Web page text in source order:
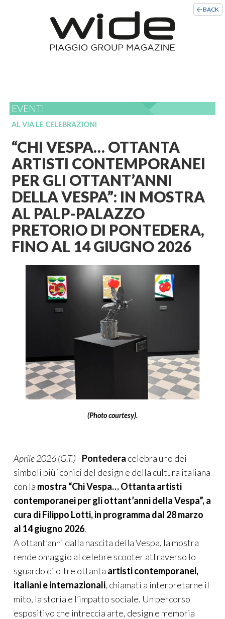
BACK
EVENTI
AL VIA LE CELEBRAZIONI
“CHI VESPA… OTTANTA
ARTISTI CONTEMPORANEI
PER GLI OTTANT’ANNI
DELLA VESPA”: IN MOSTRA
AL PALP-PALAZZO
PRETORIO DI PONTEDERA,
FINO AL 14 GIUGNO 2026
(Photo courtesy).
Aprile 2026 (G.T.) - Pontedera celebra uno dei
simboli più iconici del design e della cultura italiana
con la mostra “Chi Vespa… Ottanta artisti
contemporanei per gli ottant’anni della Vespa”, a
cura di Filippo Lotti, in programma dal 28 marzo
al 14 giugno 2026.
A ottant’anni dalla nascita della Vespa, la mostra
rende omaggio al celebre scooter attraverso lo
sguardo di oltre ottanta artisti contemporanei,
italiani e internazionali, chiamati a interpretarne il
mito, la storia e l’impatto sociale. Un percorso
espositivo che intreccia arte, design e memoria